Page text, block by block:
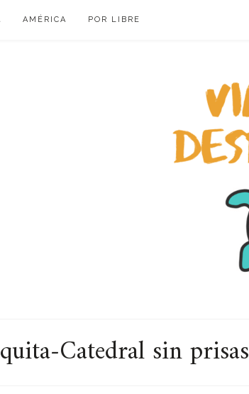
AMÉRICA POR LIBRE
Catedral sin prisas